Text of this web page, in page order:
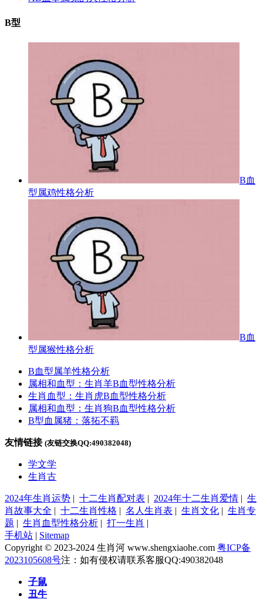
B型
B血
型属鸡性格分析
B血
型属猴性格分析
B血型属羊性格分析
属相和血型：生肖羊B血型性格分析
生肖血型：生肖虎B血型性格分析
属相和血型：生肖狗B血型性格分析
B型血属猪：落拓不羁
友情链接 (友链交换QQ:490382048)
学文学
生肖古
2024年生肖运势 | 十二生肖配对表 | 2024年十二生肖爱情 | 生
肖故事大全 | 十二生肖性格 | 名人生肖表 | 生肖文化 | 生肖专
题 | 生肖血型性格分析 | 打一生肖 |
手机站 | Sitemap
Copyright © 2023-2024 生肖河 www.shengxiaohe.com 粤ICP备
2023105608号注：如有侵权请联系客服QQ:490382048
子鼠
丑牛